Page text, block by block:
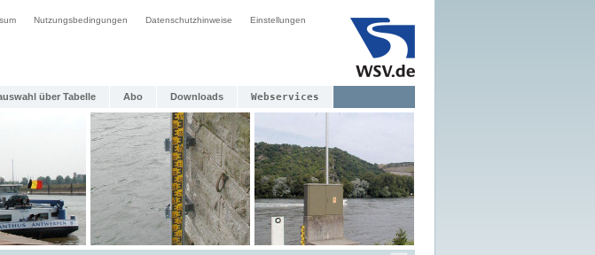
Nutzungsbedingungen Datenschutzhinweise Einstellungen
über Tabelle Abo Downloads Webservices